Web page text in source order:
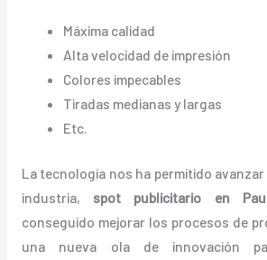
Máxima calidad
Alta velocidad de impresión
Colores impecables
Tiradas medianas y largas
Etc.
La tecnología nos ha permitido
industria, spot publicitario en
conseguido mejorar los procesos de
una nueva ola de innovación